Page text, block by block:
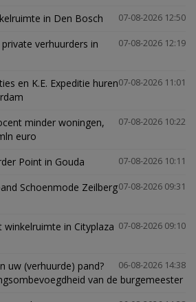
07-08-2026 12:50
in Den Bosch
07-08-2026 12:19
verhuurders in
07-08-2026 11:01
en K.E. Expeditie huren
07-08-2026 10:22
minder woningen,
euro
07-08-2026 10:11
Point in Gouda
07-08-2026 09:31
Schoenmode Zeilberg
07-08-2026 09:10
winkelruimte in Cityplaza
06-08-2026 14:38
uw (verhuurde) pand?
van de burgemeester